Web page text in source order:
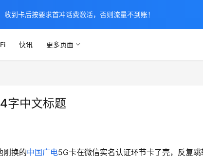
快讯 更多页面
字中文标题
刚换的中国广电5G卡在微信实名认证环节卡了壳，反复跳
到卡后按要求首冲话费激活，否则流量不到账！